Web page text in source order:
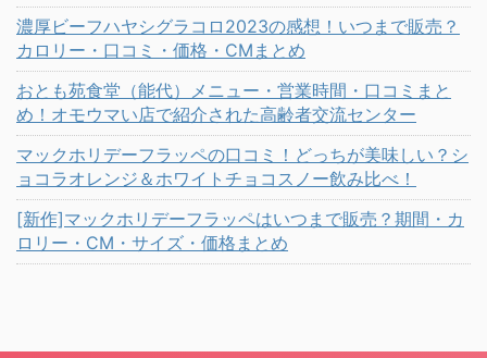
濃厚ビーフハヤシグラコロ2023の感想！いつまで販売？
カロリー・口コミ・価格・CMまとめ
おとも苑食堂（能代）メニュー・営業時間・口コミまと
め！オモウマい店で紹介された高齢者交流センター
マックホリデーフラッペの口コミ！どっちが美味しい？シ
ョコラオレンジ＆ホワイトチョコスノー飲み比べ！
[新作]マックホリデーフラッペはいつまで販売？期間・カ
ロリー・CM・サイズ・価格まとめ